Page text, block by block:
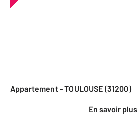
Appartement - TOULOUSE (31200)
En savoir plus